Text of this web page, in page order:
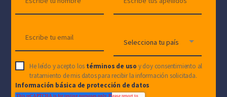
He leído y acepto los términos de uso y doy consentimiento al
tratamiento de mis datos para recibir la información solicitada.
Información básica de protección de datos